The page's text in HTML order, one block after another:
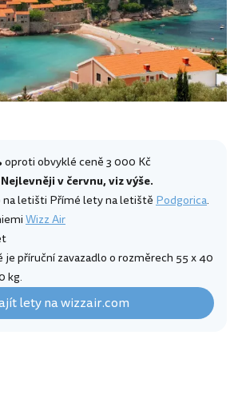
oproti obvyklé ceně 3 000 Kč
Nejlevněji v červnu, viz výše.
na letišti Přímé lety na letištěPodgorica.
Wizz Air
je příruční zavazadlo o rozměrech 55 x 40
kg.
lety na wizzair.com